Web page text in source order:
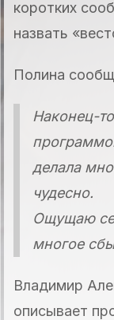
коротких
назвать
Полина
Наконец-
делала
чудесно.
Ощущаю
многое
Владимир
описывает